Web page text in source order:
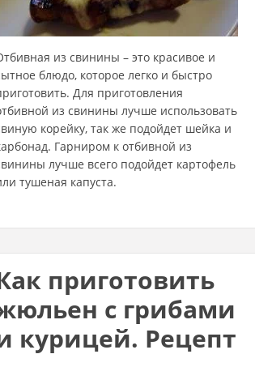
из свинины – это красивое и
блюдо, которое легко и быстро
Для приготовления
из свинины лучше использовать
корейку, так же подойдет шейка и
Гарниром к отбивной из
лучше всего подойдет картофель
тушеная капуста.
приготовить
с грибами
курицей. Рецепт